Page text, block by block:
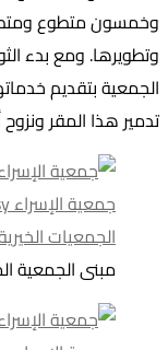
وخمسون متطوع
الجمعية بتقديم
تدمير هذا المقر
مبنى الجمعية